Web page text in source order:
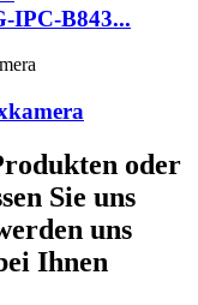
IPC-B843...
oder
Sie uns
uns
Ihnen